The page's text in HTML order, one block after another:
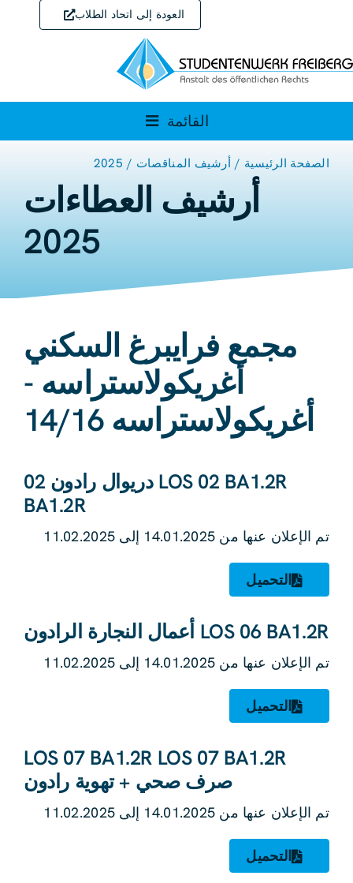
العودة إلى اتحاد الطلاب
القائمة
المناقصات
أرشيف المناقصات
الصفحة الرئيسية أرشيف المناقصات 2025
أرشيف العطاءات
2025
مجمع فرايبرغ السكني
أغريكولاستراسه -
أغريكولاستراسه 14/16
LOS 02 BA1.2R دريوال رادون 02
BA1.2R
تم الإعلان عنها من 14.01.2025 إلى 11.02.2025
التحميل
LOS 06 BA1.2R أعمال النجارة الرادون
تم الإعلان عنها من 14.01.2025 إلى 11.02.2025
التحميل
LOS 07 BA1.2R LOS 07 BA1.2R
صرف صحي + تهوية رادون
تم الإعلان عنها من 14.01.2025 إلى 11.02.2025
التحميل